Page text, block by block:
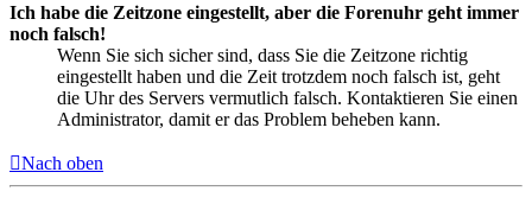
Ich habe die Zeitzone eingestellt, aber die Forenuhr geht immer
noch falsch!
Wenn Sie sich sicher sind, dass Sie die Zeitzone richtig
eingestellt haben und die Zeit trotzdem noch falsch ist, geht
die Uhr des Servers vermutlich falsch. Kontaktieren Sie einen
Administrator, damit er das Problem beheben kann.
Nach oben